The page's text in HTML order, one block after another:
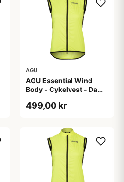
AGU
AGU Essential Wind
Body - Cykelvest - Dame
499,00 kr